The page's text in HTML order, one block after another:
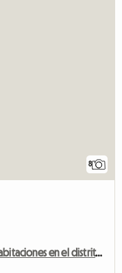
8
Se alquila luminoso apartamento de 4 habitaciones en el distrito Datacenter de La Courneuve, 3 dormitorios